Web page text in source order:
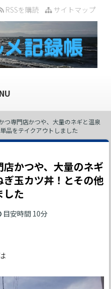
サイトマップ
RSSを購読
つ専門店かつや、大量のネギと温泉
品をテイクアウトしました
かつや、大量のネギ
玉カツ丼！とその他
した
目安時間 10分